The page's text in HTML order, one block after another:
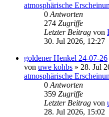
atmosphärische
0 Antworten
274 Zugriffe
Letzter Beitrag von
30. Jul 2026, 12:27
goldener Henkel 24-07-26
von uwe kohbs » 28. Jul
atmosphärische
0 Antworten
359 Zugriffe
Letzter Beitrag von
28. Jul 2026, 15:02